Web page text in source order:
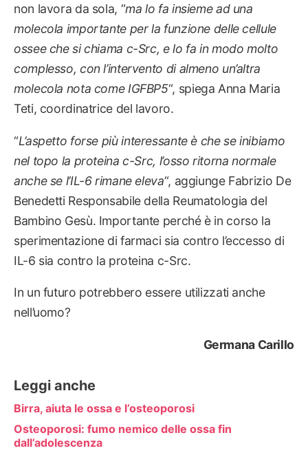
non lavora da sola, “ma lo fa insieme ad una
molecola importante per la funzione delle cellule
ossee che si chiama c-Src, e lo fa in modo molto
complesso, con l’intervento di almeno un’altra
molecola nota come IGFBP5“, spiega Anna Maria
Teti, coordinatrice del lavoro.
“L’aspetto forse più interessante è che se inibiamo
nel topo la proteina c-Src, l’osso ritorna normale
anche se l’IL-6 rimane eleva“, aggiunge Fabrizio De
Benedetti Responsabile della Reumatologia del
Bambino Gesù. Importante perché è in corso la
sperimentazione di farmaci sia contro l’eccesso di
IL-6 sia contro la proteina c-Src.
In un futuro potrebbero essere utilizzati anche
nell’uomo?
Germana Carillo
Leggi anche
Birra, aiuta le ossa e l’osteoporosi
Osteoporosi: fumo nemico delle ossa fin
dall’adolescenza